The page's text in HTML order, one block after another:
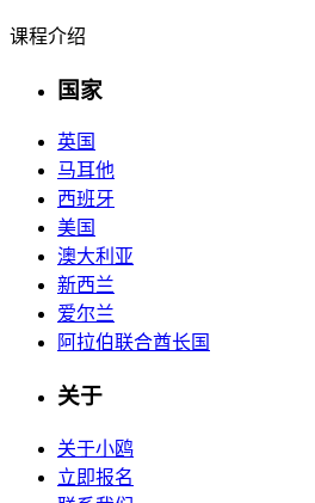
课程介绍
国家
英国
马耳他
西班牙
美国
澳大利亚
新西兰
爱尔兰
阿拉伯联合酋长国
关于
关于小鸥
立即报名